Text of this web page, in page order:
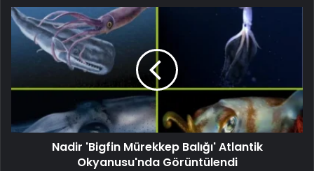
Nadir 'Bigfin Mürekkep Balığı' Atlantik
Okyanusu'nda Görüntülendi